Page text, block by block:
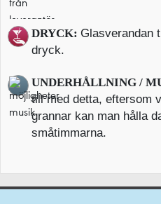
DRYCK:Glasverandan
dryck.
UNDERHÅLLNING /
till med detta, eftersom
grannar kan man hålla
småtimmarna.